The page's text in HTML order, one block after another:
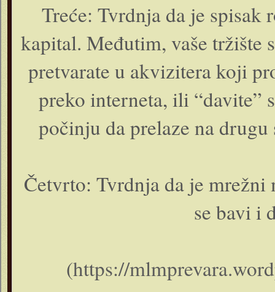
Treće: Tvrdnja da je
kapital. Međutim, vaše tržište
pretvarate u akvizitera koji
preko interneta, ili “davite”
počinju da prelaze na
Četvrto: Tvrdnja da je mrežni
se bavi i
(https://